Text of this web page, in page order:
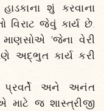
શું કરવાના
જેવું કાર્ય છે.
માણસોએ 'જેના વેરી
કાર્ય કરી
પ્રવર્તે અને અનંત
માટે જ શાસ્ત્રીજી